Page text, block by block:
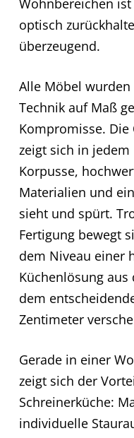
Wohnbereichen
optisch
überzeugend.
Alle Möbel
Technik auf Maß
Kompromisse.
zeigt sich in jedem
Korpusse,
Materialien und
sieht und spürt.
Fertigung bewegt
dem Niveau einer
Küchenlösung
dem
Zentimeter
Gerade in einer
zeigt sich der
Schreinerküche:
individuelle